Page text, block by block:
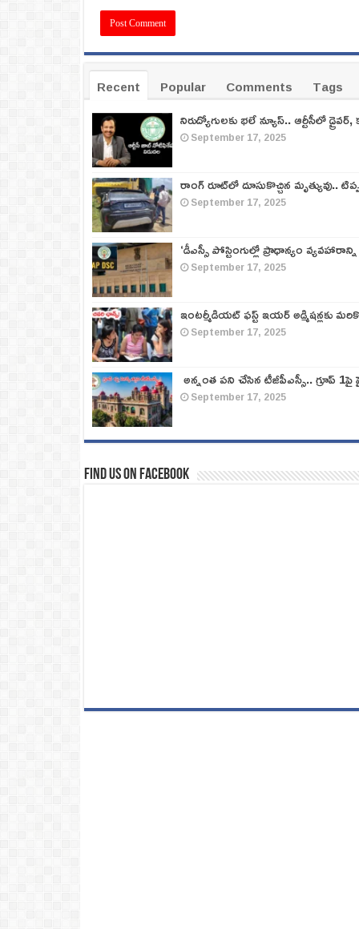
Recent Popular Comments
Tags
నిరుద్యోగులకు భలే న్యూస్.. ఆర్టీసీలో
September 17, 2025
రాంగ్ రూట్‌లో దూసుకొచ్చిన మృత్యువు..
September 17, 2025
‘డీఎస్సీ పోస్టింగుల్లో ప్రాధాన్యం
September 17, 2025
ఇంటర్మీడియట్ ఫస్ట్‌ ఇయర్‌ అడ్మిషన్లకు
September 17, 2025
అన్నంత పని చేసిన టీజీపీఎస్సీ.. గ్రూప్‌
September 17, 2025
Find us on Facebook